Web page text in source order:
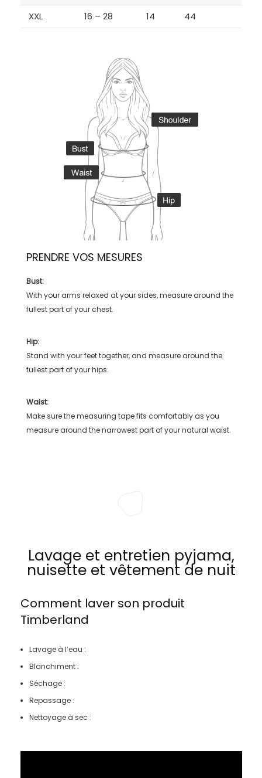
XXL
16 – 28 14 44
PRENDRE VOS MESURES
Bust:
With your arms relaxed at your sides, measure around the
fullest part of your chest.
Hip:
Stand with your feet together, and measure around the
fullest part of your hips.
Waist:
Make sure the measuring tape fits comfortably as you
measure around the narrowest part of your natural waist.
Lavage et entretien pyjama,
nuisette et vêtement de nuit
Comment laver son produit
Timberland
Lavage à l’eau :
Blanchiment :
Séchage :
Repassage :
Nettoyage à sec :